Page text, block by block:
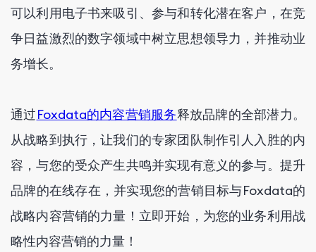
可以利用电子书来吸引、参与和转化潜在客户，在竞
争日益激烈的数字领域中树立思想领导力，并推动业
务增长。
通过Foxdata的内容营销服务释放品牌的全部潜力。
从战略到执行，让我们的专家团队制作引人入胜的内
容，与您的受众产生共鸣并实现有意义的参与。提升
品牌的在线存在，并实现您的营销目标与Foxdata的
战略内容营销的力量！立即开始，为您的业务利用战
略性内容营销的力量！